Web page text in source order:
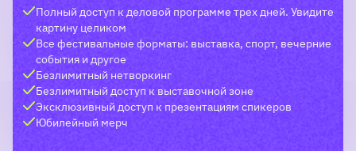
Полный доступ к деловой программе трех дней. Увидите
картину целиком
Все фестивальные форматы: выставка, спорт, вечерние
события и другое
Безлимитный нетворкинг
Безлимитный доступ к выставочной зоне
Эксклюзивный доступ к презентациям спикеров
Юбилейный мерч